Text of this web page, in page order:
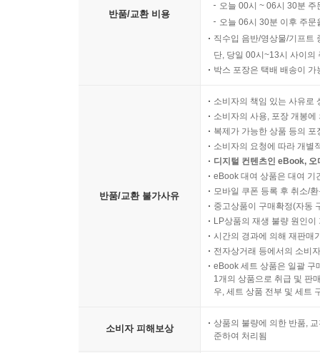
반품/교환 비용
오늘 00시 ~ 06시 30분
오늘 06시 30분 이후 주
직수입 음반/영상물/기프트
단, 당일 00시~13시 사이의
박스 포장은 택배 배송이
반품/교환 불가사유
소비자의 책임 있는 사유로
소비자의 사용, 포장 개봉
복제가 가능한 상품 등의
소비자의 요청에 따라 개별
디지털 컨텐츠인 eBook,
eBook 대여 상품은 대여 기
모바일 쿠폰 등록 후 취소/
중고상품이 구매확정(자동
LP상품의 재생 불량 원인
시간의 경과에 의해 재판매
전자상거래 등에서의 소비
eBook 세트 상품은 일괄 구
1개의 상품으로 취급 및 판
우, 세트 상품 전부 및 세트
소비자 피해보상
상품의 불량에 의한 반품,
준하여 처리됨